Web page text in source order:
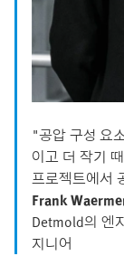
"공압 구성 요
이고 더 작기
프로젝트에서
Frank
Detmold의 엔
지니어